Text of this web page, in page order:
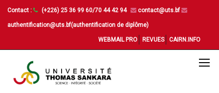
Contact : (+226) 25 36 99 60/70 44 42 94 contact@uts.bf
authentification@uts.bf(authentification de diplôme)
WEBMAIL PRO REVUES CAIRN.INFO